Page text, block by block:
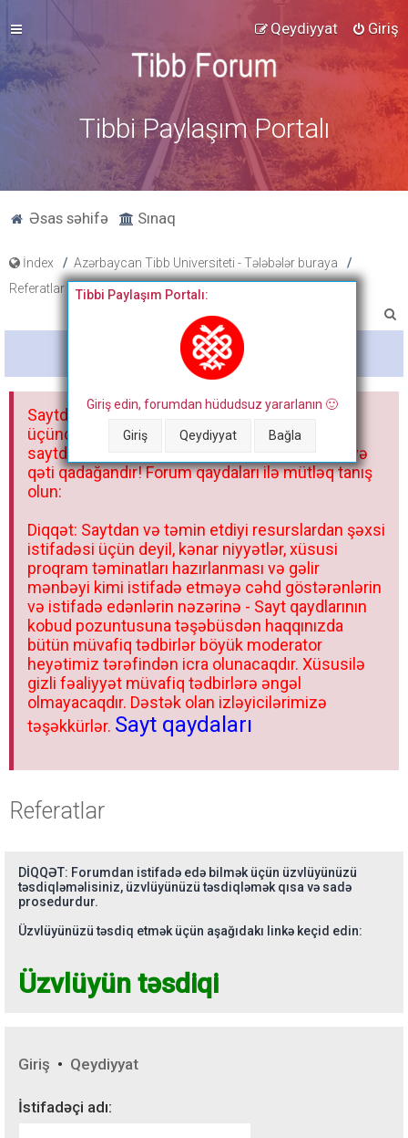
Giriş
Qeydiyyat
Tibbi Paylaşım Portalı
Əsas səhifə Sınaq
İndex
Azərbaycan Tibb Universiteti - Tələbələr buraya
Referatlar
a
Bitdi
Tibbi Paylaşım Portalı:
Giriş edin, forumdan hüdudsuz yararlanın 🙂
Giriş Qeydiyyat Bağla
Saytdakı materiallar yalnız fərdi istifadəniz
üçündür. Materialları istisnasız heç bir qrupda,
saytda və sosial şəbəkədə paylaşmaq olmaz və
qəti qadağandır! Forum qaydaları ilə mütləq tanış
olun:
Diqqət: Saytdan və təmin etdiyi resurslardan şəxsi
istifadəsi üçün deyil, kənar niyyətlər, xüsusi
proqram təminatları hazırlanması və gəlir
mənbəyi kimi istifadə etməyə cəhd göstərənlərin
və istifadə edənlərin nəzərinə - Sayt qaydlarının
kobud pozuntusuna təşəbüsdən haqqınızda
bütün müvafiq tədbirlər böyük moderator
heyətimiz tərəfindən icra olunacaqdır. Xüsusilə
gizli fəaliyyət müvafiq tədbirlərə əngəl
olmayacaqdır. Dəstək olan izləyicilərimizə
təşəkkürlər. Sayt qaydaları
Referatlar
DİQQƏT: Forumdan istifadə edə bilmək üçün üzvlüyünüzü
təsdiqləməlisiniz, üzvlüyünüzü təsdiqləmək qısa və sadə
prosedurdur.
Üzvlüyünüzü təsdiq etmək üçün aşağıdakı linkə keçid edin:
Üzvlüyün təsdiqi
Giriş • Qeydiyyat
İstifadəçi adı: